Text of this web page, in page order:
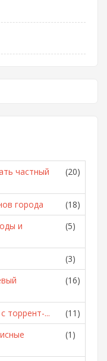
частный
(20)
города
(18)
и
(5)
(3)
(16)
торрент-...
(11)
(1)